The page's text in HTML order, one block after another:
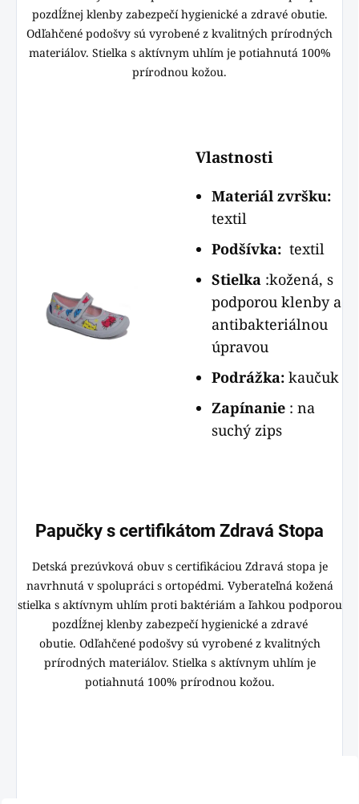
pozdĺžnej klenby zabezpečí hygienické a zdravé obutie.
Odľahčené podošvy sú vyrobené z kvalitných prírodných
materiálov. Stielka s aktívnym uhlím je potiahnutá 100%
prírodnou kožou.
Vlastnosti
Materiál zvršku:
textil
Podšívka: textil
Stielka :kožená, s
podporou klenby a
antibakteriálnou
úpravou
Podrážka: kaučuk
Zapínanie : na
suchý zips
Papučky s certifikátom Zdravá Stopa
Detská prezúvková obuv s certifikáciou Zdravá stopa je
navrhnutá v spolupráci s ortopédmi. Vyberateľná kožená
stielka s aktívnym uhlím proti baktériám a ľahkou podporou
pozdĺžnej klenby zabezpečí hygienické a zdravé
obutie. Odľahčené podošvy sú vyrobené z kvalitných
prírodných materiálov. Stielka s aktívnym uhlím je
potiahnutá 100% prírodnou kožou.